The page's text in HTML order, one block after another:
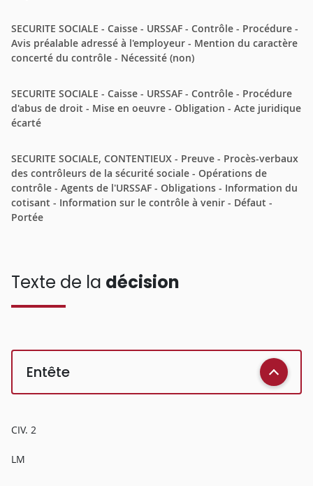
SECURITE SOCIALE - Caisse - URSSAF - Contrôle - Procédure -
Avis préalable adressé à l'employeur - Mention du caractère
concerté du contrôle - Nécessité (non)
SECURITE SOCIALE - Caisse - URSSAF - Contrôle - Procédure
d'abus de droit - Mise en oeuvre - Obligation - Acte juridique
écarté
SECURITE SOCIALE, CONTENTIEUX - Preuve - Procès-verbaux
des contrôleurs de la sécurité sociale - Opérations de
contrôle - Agents de l'URSSAF - Obligations - Information du
cotisant - Information sur le contrôle à venir - Défaut -
Portée
Texte de la décision
Entête
CIV. 2
LM